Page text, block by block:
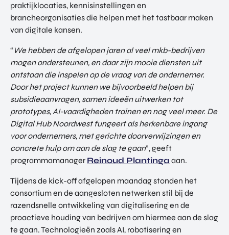
praktijklocaties, kennisinstellingen en
brancheorganisaties die helpen met het tastbaar maken
van digitale kansen.
“ We hebben de afgelopen jaren al veel mkb-bedrijven
mogen ondersteunen, en daar zijn mooie diensten uit
ontstaan die inspelen op de vraag van de ondernemer.
Door het project kunnen we bijvoorbeeld helpen bij
subsidieaanvragen, samen ideeën uitwerken tot
prototypes, AI-vaardigheden trainen en nog veel meer. De
Digital Hub Noordwest fungeert als herkenbare ingang
voor ondernemers, met gerichte doorverwijzingen en
concrete hulp om aan de slag te gaan”, geeft
programmamanager Reinoud Plantinga aan.
Tijdens de kick-off afgelopen maandag stonden het
consortium en de aangesloten netwerken stil bij de
razendsnelle ontwikkeling van digitalisering en de
proactieve houding van bedrijven om hiermee aan de slag
te gaan. Technologieën zoals AI, robotisering en